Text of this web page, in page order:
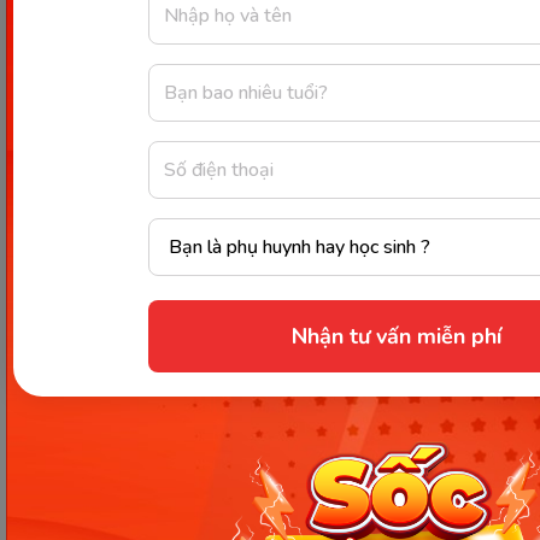
Nhận tư vấn miễn phí
The use of pesticides damages the
environment.
Junk food has bad effects on children’s health.
Skipping meals is bad for your health.
Loud music damages your hearing.
Fast fashion has negative effects on the
environment.
Alcohol affects the liver badly.
Excessive gaming is bad for students’ study.
Cigarettes are harmful to your lungs.
Too much stress is harmful for your mental
The sun is harmful to your skin.